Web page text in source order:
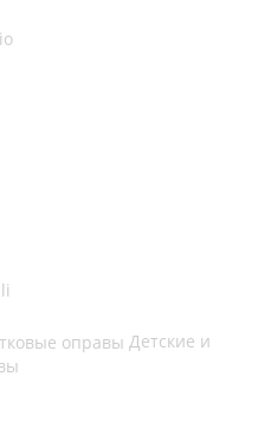
Детские и